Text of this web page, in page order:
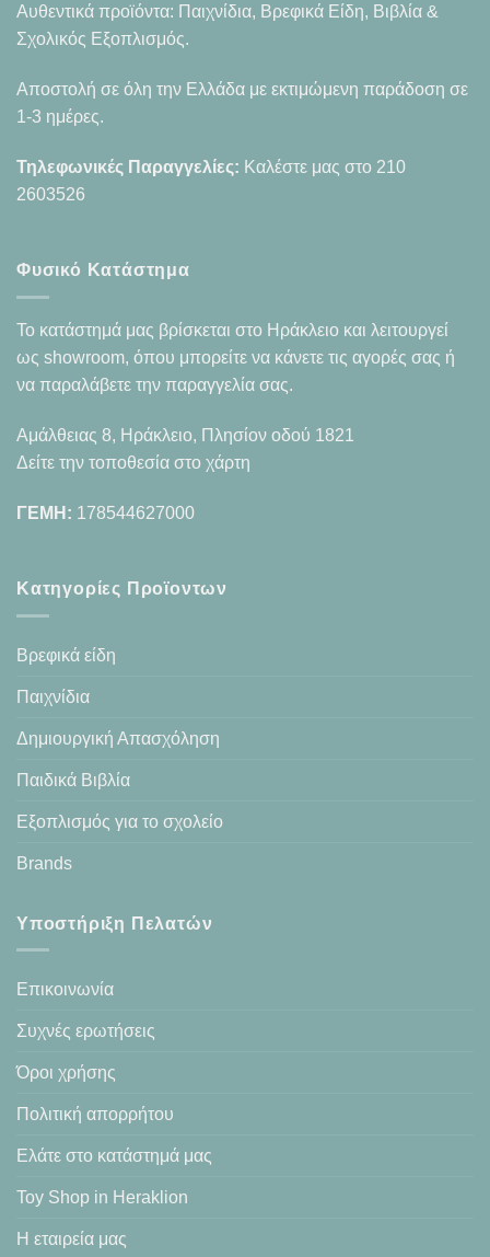
Αυθεντικά προϊόντα: Παιχνίδια, Βρεφικά Είδη, Βιβλία &
Σχολικός Εξοπλισμός.
Αποστολή σε όλη την Ελλάδα με εκτιμώμενη παράδοση σε
1-3 ημέρες.
Τηλεφωνικές Παραγγελίες: Καλέστε μας στο 210
2603526
Φυσικό Κατάστημα
Το κατάστημά μας βρίσκεται στο Ηράκλειο και λειτουργεί
ως showroom, όπου μπορείτε να κάνετε τις αγορές σας ή
να παραλάβετε την παραγγελία σας.
Αμάλθειας 8, Ηράκλειο, Πλησίον οδού 1821
Δείτε την τοποθεσία στο χάρτη
ΓΕΜΗ: 178544627000
Κατηγορίες Προϊοντων
Βρεφικά είδη
Παιχνίδια
Δημιουργική Απασχόληση
Παιδικά Βιβλία
Εξοπλισμός για το σχολείο
Brands
Υποστήριξη Πελατών
Επικοινωνία
Συχνές ερωτήσεις
Όροι χρήσης
Πολιτική απορρήτου
Ελάτε στο κατάστημά μας
Toy Shop in Heraklion
Η εταιρεία μας